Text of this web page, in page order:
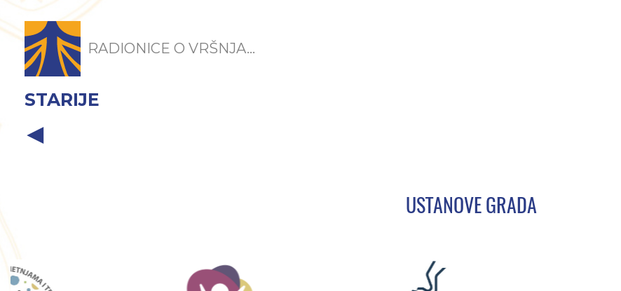
RADIONICE O VRŠNJA...
STARIJE
USTANOVE GRADA